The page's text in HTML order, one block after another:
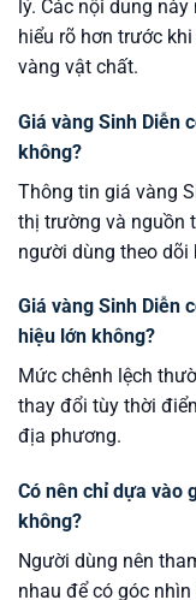
lý. Các nội dung
hiểu rõ hơn trước
vàng vật chất.
Giá vàng Sinh Diễn
không?
Thông tin giá vàng
thị trường và nguồn
người dùng theo
Giá vàng Sinh Diễn
hiệu lớn không?
Mức chênh lệch
thay đổi tùy thời
địa phương.
Có nên chỉ dựa vào
không?
Người dùng nên
nhau để có góc